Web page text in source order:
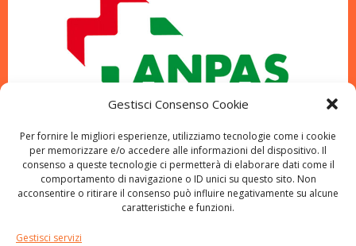
Gestisci Consenso Cookie
Per fornire le migliori esperienze, utilizziamo tecnologie come i cookie
per memorizzare e/o accedere alle informazioni del dispositivo. Il
consenso a queste tecnologie ci permetterà di elaborare dati come il
comportamento di navigazione o ID unici su questo sito. Non
acconsentire o ritirare il consenso può influire negativamente su alcune
caratteristiche e funzioni.
Gestisci servizi